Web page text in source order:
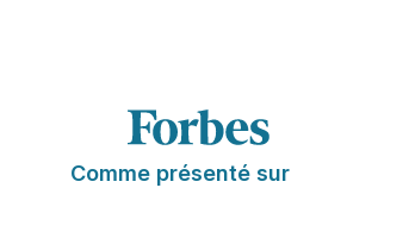
Comme présenté sur